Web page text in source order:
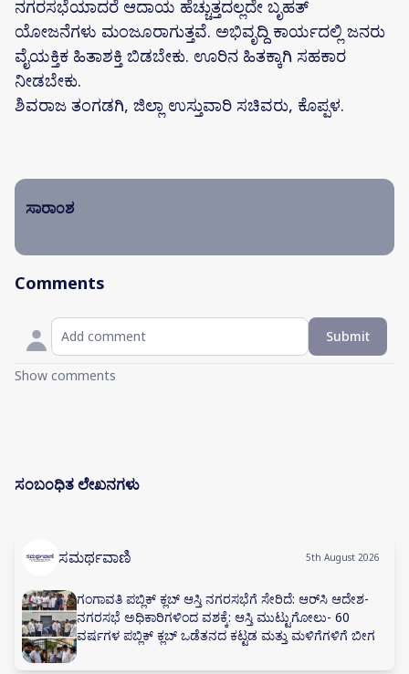
ನಗರಸಭೆಯಾದರೆ ಆದಾಯ ಹೆಚ್ಚುತ್ತದಲ್ಲದೇ ಬೃಹತ್
ಯೋಜನೆಗಳು ಮಂಜೂರಾಗುತ್ತವೆ. ಅಭಿವೃದ್ದಿ ಕಾರ್ಯದಲ್ಲಿ ಜನರು
ವೈಯಕ್ತಿಕ ಹಿತಾಶಕ್ತಿ ಬಿಡಬೇಕು. ಊರಿನ ಹಿತಕ್ಕಾಗಿ ಸಹಕಾರ
ನೀಡಬೇಕು.
ಶಿವರಾಜ ತಂಗಡಗಿ, ಜಿಲ್ಲಾ ಉಸ್ತುವಾರಿ ಸಚಿವರು, ಕೊಪ್ಪಳ.
ಸಾರಾಂಶ
Comments
Submit
Show comments
ಸಂಬಂಧಿತ ಲೇಖನಗಳು
ಸಮರ್ಥವಾಣಿ 5th August 2026
ಗಂಗಾವತಿ ಪಬ್ಲಿಕ್ ಕ್ಲಬ್ ಆಸ್ತಿ ನಗರಸಭೆಗೆ ಸೇರಿದೆ: ಆರ್‌ಸಿ ಆದೇಶ-
ನಗರಸಭೆ ಅಧಿಕಾರಿಗಳಿಂದ ವಶಕ್ಕೆ: ಆಸ್ತಿ ಮುಟ್ಟುಗೋಲು- 60
ವರ್ಷಗಳ ಪಬ್ಲಿಕ್ ಕ್ಲಬ್ ಒಡೆತನದ ಕಟ್ಟಡ ಮತ್ತು ಮಳಿಗೆಗಳಿಗೆ ಬೀಗ